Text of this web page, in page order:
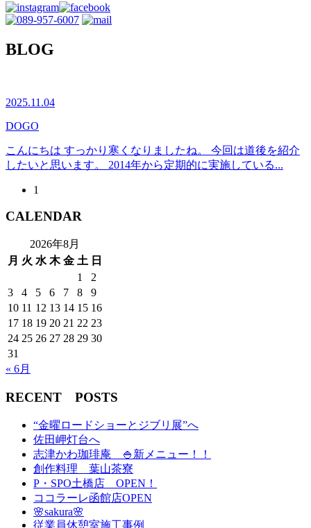
BLOG
2025.11.04
DOGO
こんにちは すっかり寒くなりましたね。 今回は道後を紹介
したいと思います。 2014年から定期的に実施している...
1
CALENDAR
2026年8月
月 火 水 木 金 土 日
1
2
3
4 5 6 7 8
9
10 11 12 13 14 15 16
17 18 19 20 21 22 23
24 25 26 27 28 29 30
31
« 6月
RECENT POSTS
“金曜ロードショーとジブリ展”へ
佐田岬灯台へ
志津かわ珈琲庵 🍚新メニュー！！
創作料理 葉山茶寮
P・SPO土橋店 OPEN！
ココラーレ函館店OPEN
🌸sakura🌸
従業員休憩室施工事例